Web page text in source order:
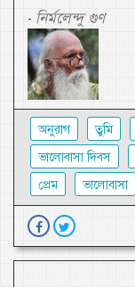
- নির্মলেন্দু গুণ
অনুরাগ তুমি
ভালোবাসা দিবস
প্রেম
ভালোবাসা